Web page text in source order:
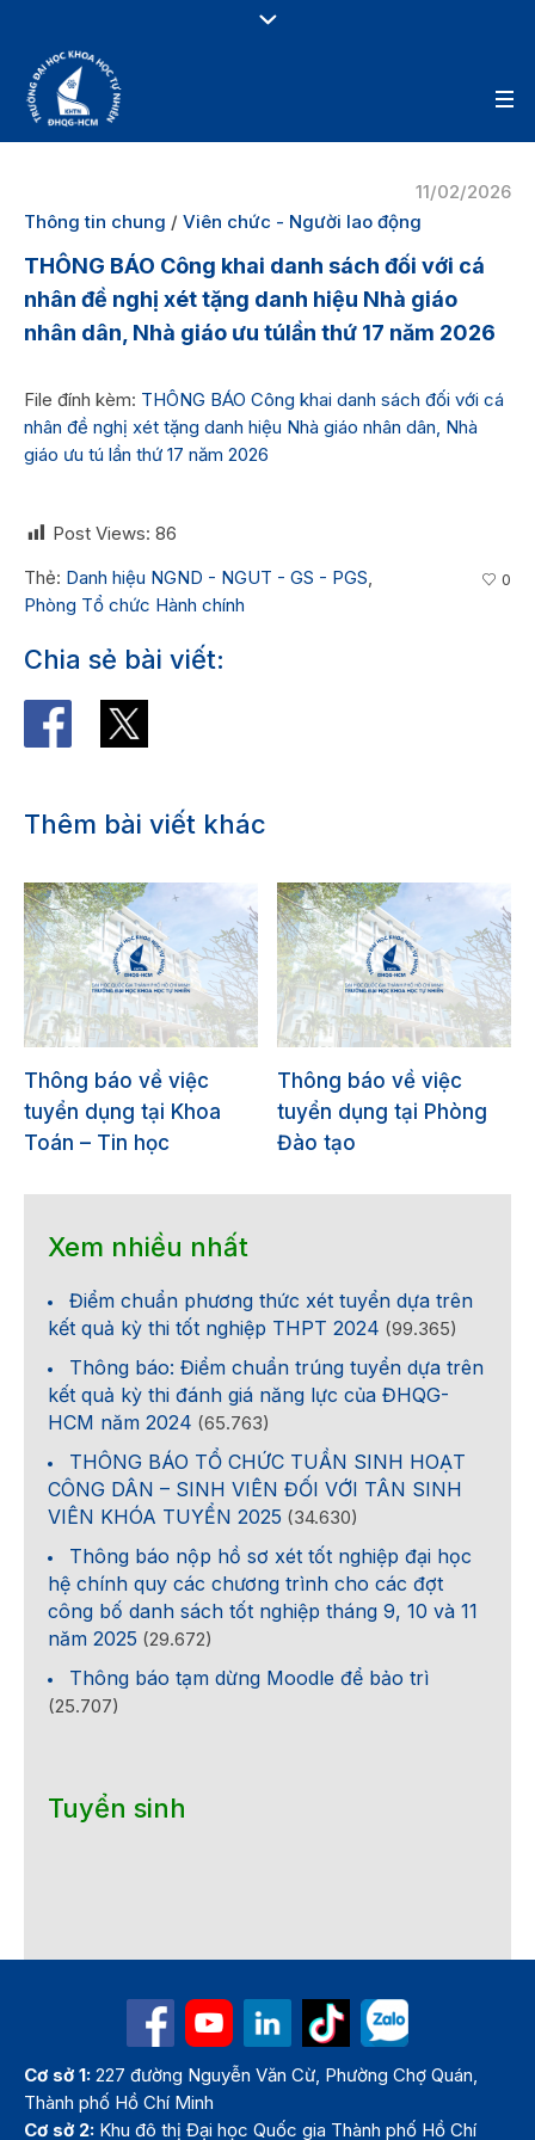
11/02/2026
Thông tin chung / Viên chức - Người lao động
THÔNG BÁO Công khai danh sách đối với cá
nhân đề nghị xét tặng danh hiệu Nhà giáo
nhân dân, Nhà giáo ưu túlần thứ 17 năm 2026
File đính kèm: THÔNG BÁO Công khai danh sách đối với cá
nhân đề nghị xét tặng danh hiệu Nhà giáo nhân dân, Nhà
giáo ưu tú lần thứ 17 năm 2026
Post Views: 86
Thẻ: Danh hiệu NGND - NGUT - GS - PGS,
Phòng Tổ chức Hành chính
0
Chia sẻ bài viết:
Thêm bài viết khác
Thông báo về việc
tuyển dụng tại Khoa
Toán – Tin học
Thông báo về việc
tuyển dụng tại Phòng
Đào tạo
Xem nhiều nhất
Điểm chuẩn phương thức xét tuyển dựa trên
kết quả kỳ thi tốt nghiệp THPT 2024 (99.365)
Thông báo: Điểm chuẩn trúng tuyển dựa trên
kết quả kỳ thi đánh giá năng lực của ĐHQG-
HCM năm 2024 (65.763)
THÔNG BÁO TỔ CHỨC TUẦN SINH HOẠT
CÔNG DÂN – SINH VIÊN ĐỐI VỚI TÂN SINH
VIÊN KHÓA TUYỂN 2025 (34.630)
Thông báo nộp hồ sơ xét tốt nghiệp đại học
hệ chính quy các chương trình cho các đợt
công bố danh sách tốt nghiệp tháng 9, 10 và 11
năm 2025 (29.672)
Thông báo tạm dừng Moodle để bảo trì
(25.707)
Tuyển sinh
Cơ sở 1: 227 đường Nguyễn Văn Cừ, Phường Chợ Quán,
Thành phố Hồ Chí Minh
Cơ sở 2: Khu đô thị Đại học Quốc gia Thành phố Hồ Chí